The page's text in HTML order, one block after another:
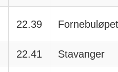
22.39
22.41 Stavanger